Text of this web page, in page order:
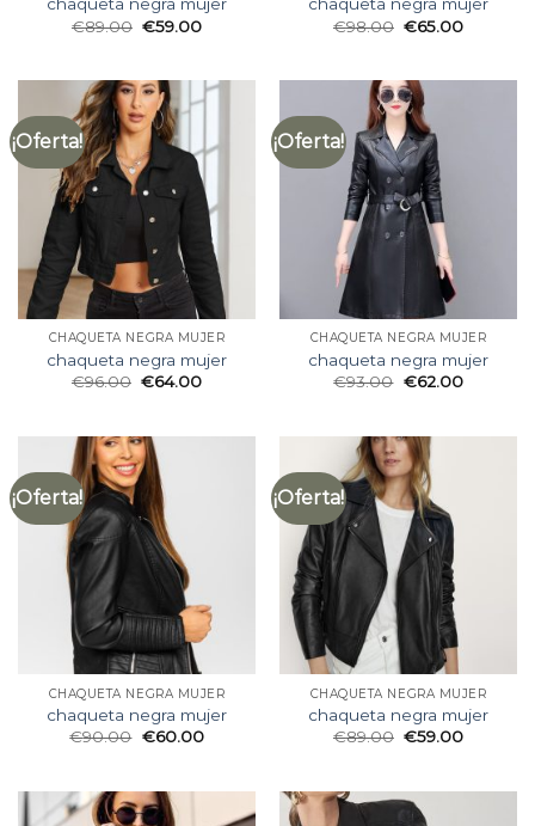
chaqueta negra mujer
€89.00 €59.00
chaqueta negra mujer
€98.00 €65.00
¡Oferta!
CHAQUETA NEGRA MUJER
chaqueta negra mujer
€96.00 €64.00
¡Oferta!
CHAQUETA NEGRA MUJER
chaqueta negra mujer
€93.00 €62.00
¡Oferta!
CHAQUETA NEGRA MUJER
chaqueta negra mujer
€90.00 €60.00
¡Oferta!
CHAQUETA NEGRA MUJER
chaqueta negra mujer
€89.00 €59.00